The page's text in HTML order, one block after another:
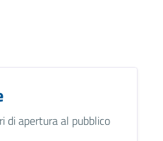
di apertura al pubblico